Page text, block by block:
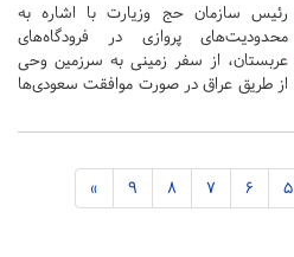
رئیس سازمان حج وزیارت با اشاره به
محدودیت‌های پروازی در فرودگاه‌های
عربستان، از سفر زمینی به سرزمین وحی
از طریق عراق در صورت موافقت سعودی‌ها
5
6
7
8
9
»